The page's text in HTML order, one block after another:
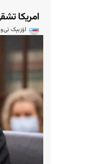
امریکا تشقی ایشلر
اۉزبېک